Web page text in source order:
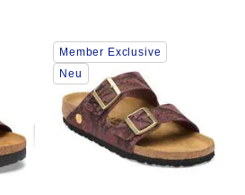
Durch
Anklicken
der
Farben
werden
die
Produktbilder
aktualisiert.
Member Exclusive
Neu